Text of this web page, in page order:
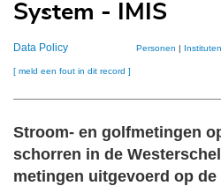
System - IMIS
Data Policy Personen | Instituten
[ meld een fout in dit record ]
Stroom- en golfmetingen
schorren in de
metingen uitgevoerd op